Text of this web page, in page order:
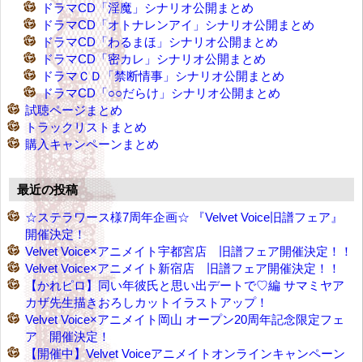
ドラマCD「淫魔」シナリオ公開まとめ
ドラマCD「オトナレンアイ」シナリオ公開まとめ
ドラマCD「わるまほ」シナリオ公開まとめ
ドラマCD「密カレ」シナリオ公開まとめ
ドラマＣＤ「禁断情事」シナリオ公開まとめ
ドラマCD「○○だらけ」シナリオ公開まとめ
試聴ページまとめ
トラックリストまとめ
購入キャンペーンまとめ
最近の投稿
☆ステラワース様7周年企画☆ 『Velvet Voice旧譜フェア』
開催決定！
Velvet Voice×アニメイト宇都宮店 旧譜フェア開催決定！！
Velvet Voice×アニメイト新宿店 旧譜フェア開催決定！！
【かれピロ】同い年彼氏と思い出デートで♡編 サマミヤア
カザ先生描きおろしカットイラストアップ！
Velvet Voice×アニメイト岡山 オープン20周年記念限定フェ
ア 開催決定！
【開催中】Velvet Voiceアニメイトオンラインキャンペーン